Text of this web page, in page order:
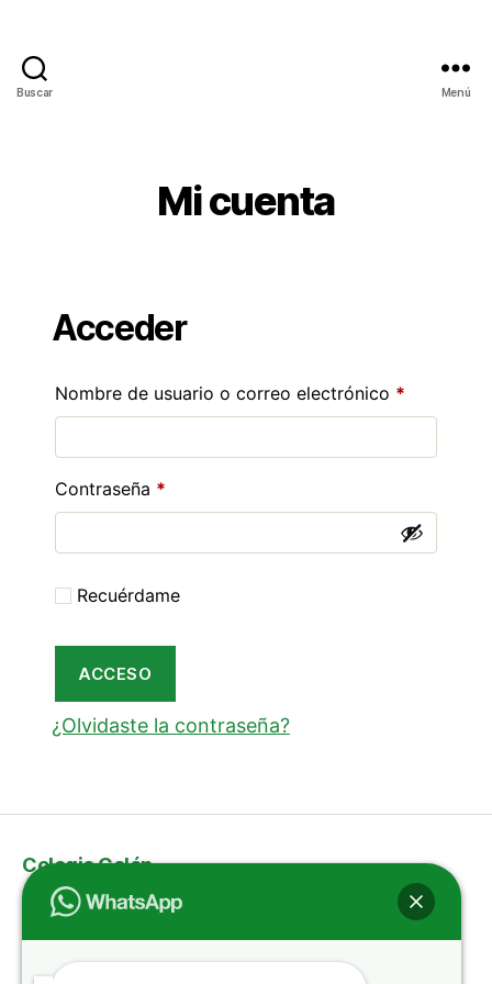
Buscar Menú
Mi cuenta
Acceder
Nombre de usuario o correo electrónico *
Contraseña *
Recuérdame
ACCESO
¿Olvidaste la contraseña?
Colegio Colón
Servicios
Pagos en línea